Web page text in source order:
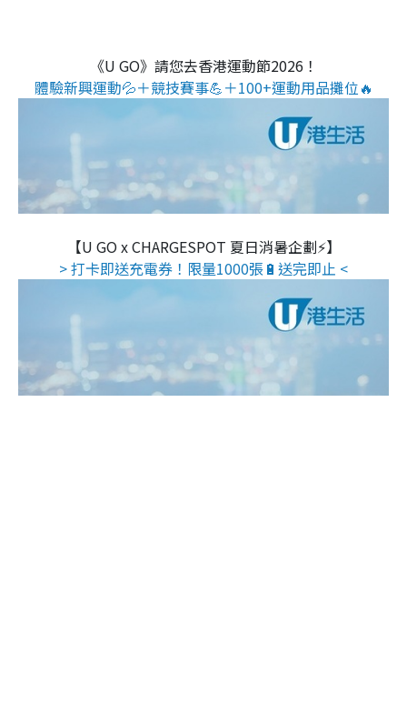
《U GO》請您去香港運動節2026！
體驗新興運動💦＋競技賽事💪＋100+運動用品攤位🔥
【U GO x CHARGESPOT 夏日消暑企劃⚡】
> 打卡即送充電券！限量1000張🔋送完即止 <